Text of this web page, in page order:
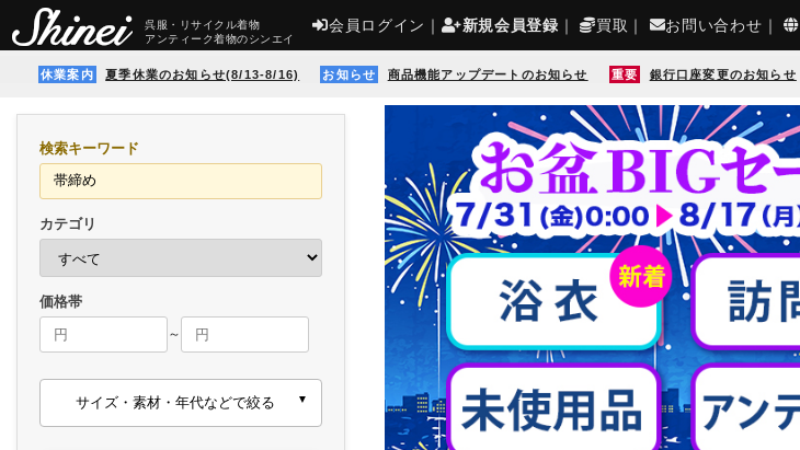
呉服・リサイクル着物
アンティーク着物のシンエイ
会員ログイン ｜ 新規会員登録 ｜ 買取 ｜ お問い合わせ ｜
休業案内 夏季休業のお知らせ(8/13-8/16) お知らせ 商品機能アップデートのお知らせ 重要 銀行口座変更のお知らせ
検索キーワード
カテゴリ
価格帯
～
サイズ・素材・年代などで絞る